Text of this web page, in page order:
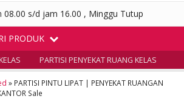
s/d jam 16.00 , Minggu Tutup
PRODUK
PARTISI PENYEKAT RUANG KELAS
» PARTISI PINTU LIPAT | PENYEKAT RUANGAN
Sale